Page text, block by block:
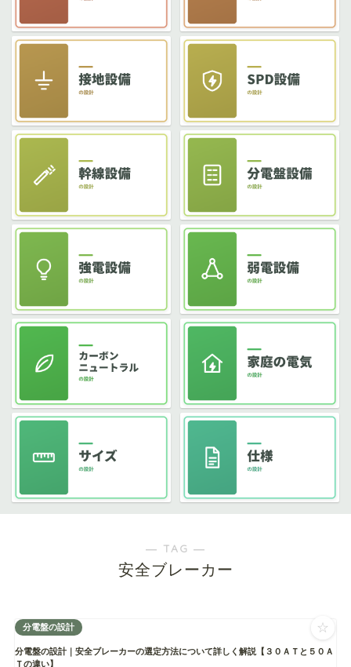
― TAG ―
安全ブレーカー
分電盤の設計
分電盤の設計｜安全ブレーカーの選定方法について詳しく解説【３０ＡＴと５０Ａ
Ｔの違い】
☆